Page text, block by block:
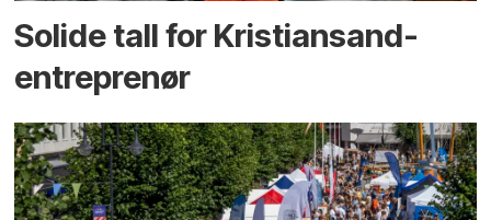
Solide tall for Kristiansand-
entreprenør